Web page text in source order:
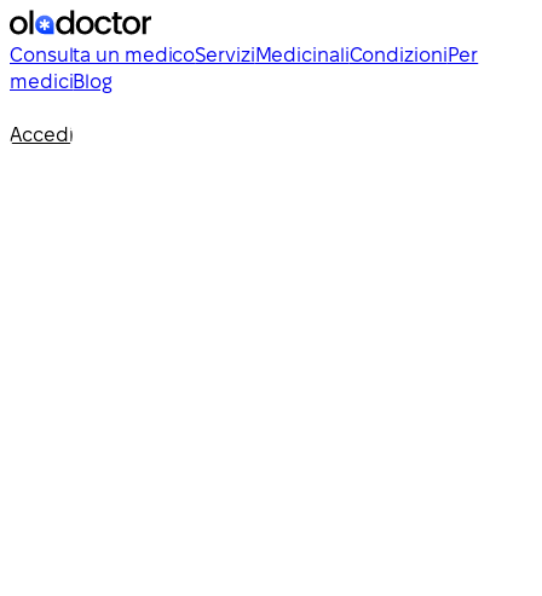
Consulta un medicoServiziMedicinaliCondizioniPer
mediciBlog
Accedi